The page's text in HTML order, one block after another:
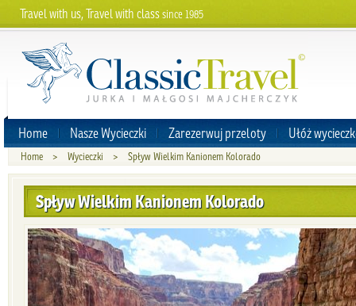
Travel with us, Travel with classsince 1985
Home Nasze Wycieczki Zarezerwuj przeloty Ułóż
Home > Wycieczki > Spływ Wielkim Kanionem Kolorado
Spływ Wielkim Kanionem Kolorado